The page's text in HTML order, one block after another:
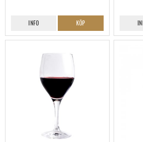
INFO KÖP